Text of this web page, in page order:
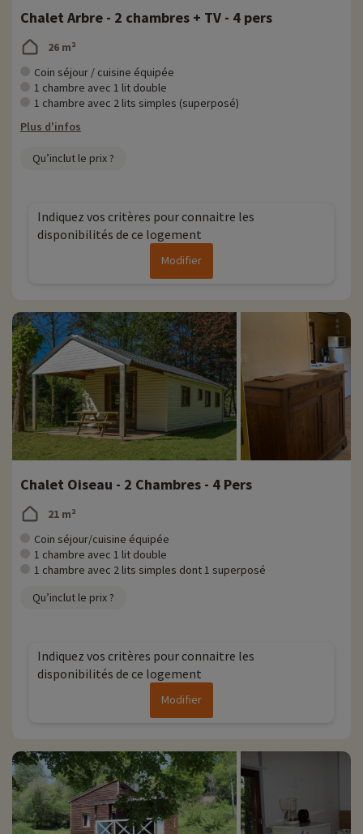
Chalet Arbre - 2 chambres + TV - 4 pers
26 m²
Coin séjour / cuisine équipée
1 chambre avec 1 lit double
1 chambre avec 2 lits simples (superposé)
Plus d'infos
Qu’inclut le prix ?
Indiquez vos critères pour connaitre les
disponibilités de ce logement
Modifier
Chalet Oiseau - 2 Chambres - 4 Pers
21 m²
Coin séjour/cuisine équipée
1 chambre avec 1 lit double
1 chambre avec 2 lits simples dont 1 superposé
Qu’inclut le prix ?
Indiquez vos critères pour connaitre les
disponibilités de ce logement
Modifier